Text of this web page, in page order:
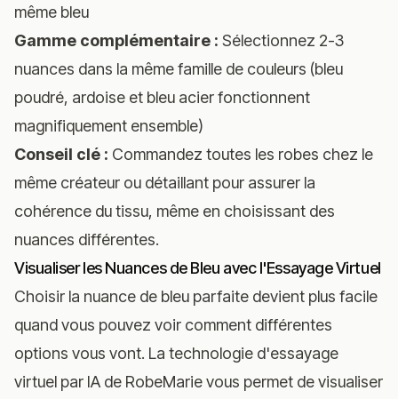
même bleu
Gamme complémentaire : Sélectionnez 2-3
nuances dans la même famille de couleurs (bleu
poudré, ardoise et bleu acier fonctionnent
magnifiquement ensemble)
Conseil clé : Commandez toutes les robes chez le
même créateur ou détaillant pour assurer la
cohérence du tissu, même en choisissant des
nuances différentes.
Visualiser les Nuances de Bleu avec l'Essayage Virtuel
Choisir la nuance de bleu parfaite devient plus facile
quand vous pouvez voir comment différentes
options vous vont. La technologie d'essayage
virtuel par IA de RobeMarievous permet de visualiser